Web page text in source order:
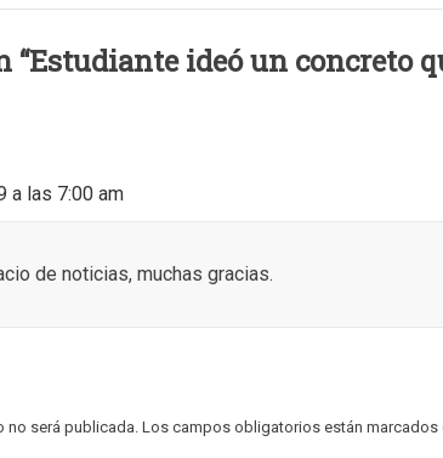
“Estudiante ideó un concreto
a las 7:00 am
de noticias, muchas gracias.
no será publicada. Los campos obligatorios están marcados